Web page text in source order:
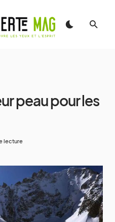
peau pour les
lecture